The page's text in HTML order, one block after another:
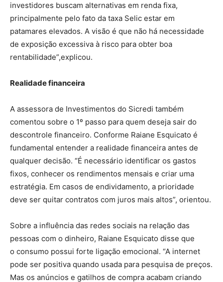
investidores buscam alternativas em renda fixa,
principalmente pelo fato da taxa Selic estar em
patamares elevados. A visão é que não há necessidade
de exposição excessiva à risco para obter boa
rentabilidade”,explicou.
Realidade financeira
A assessora de Investimentos do Sicredi também
comentou sobre o 1º passo para quem deseja sair do
descontrole financeiro. Conforme Raiane Esquicato é
fundamental entender a realidade financeira antes de
qualquer decisão. “É necessário identificar os gastos
fixos, conhecer os rendimentos mensais e criar uma
estratégia. Em casos de endividamento, a prioridade
deve ser quitar contratos com juros mais altos”, orientou.
Sobre a influência das redes sociais na relação das
pessoas com o dinheiro, Raiane Esquicato disse que
o consumo possui forte ligação emocional. “A internet
pode ser positiva quando usada para pesquisa de preços.
Mas os anúncios e gatilhos de compra acabam criando